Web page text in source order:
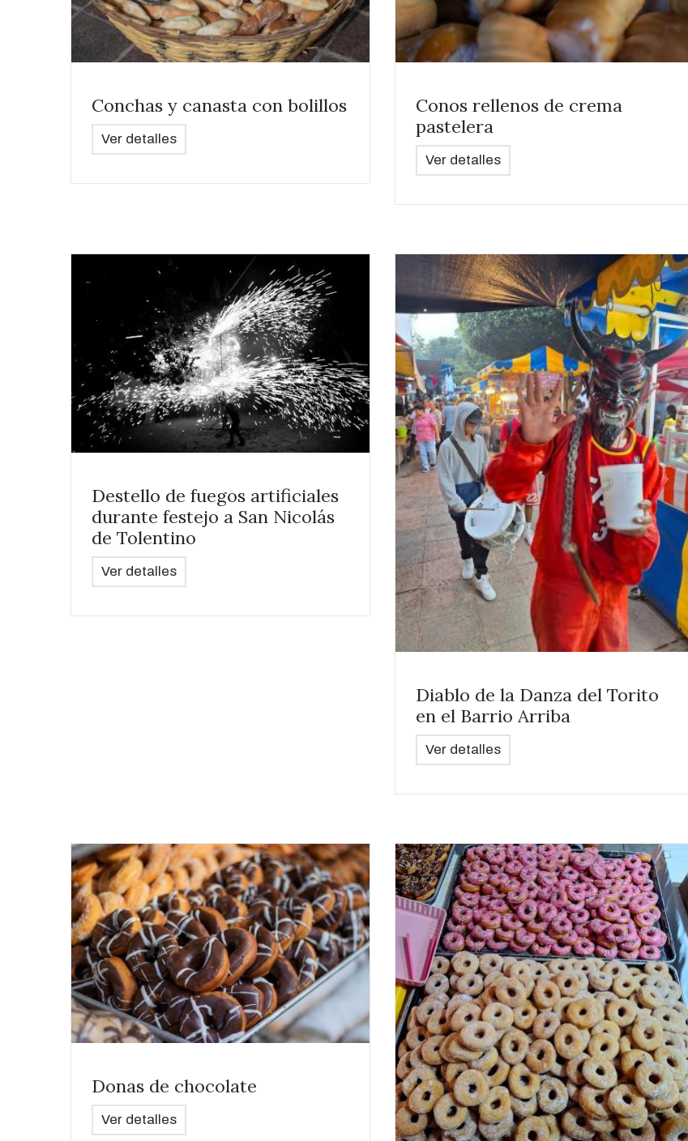
Conchas y canasta con bolillos
Ver detalles
Conos rellenos de crema
pastelera
Ver detalles
Destello de fuegos artificiales
durante festejo a San Nicolás
de Tolentino
Ver detalles
Diablo de la Danza del Torito
en el Barrio Arriba
Ver detalles
Donas de chocolate
Ver detalles